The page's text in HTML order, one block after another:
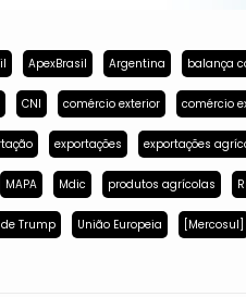
ApexBrasil Argentina balança
CNI comércio exterior comércio
exportações exportações
MAPA Mdic produtos agrícolas
Trump União Europeia [Mercosul]